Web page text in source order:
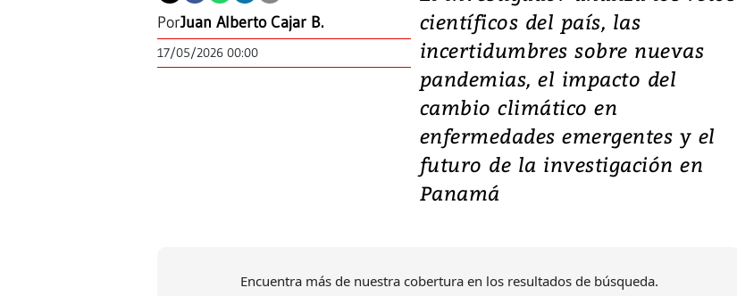
PorJuan Alberto Cajar B.
17/05/2026 00:00
científicos del país, las
incertidumbres sobre nuevas
pandemias, el impacto del
cambio climático en
enfermedades emergentes y el
futuro de la investigación en
Panamá
Encuentra más de nuestra cobertura en los resultados de búsqueda.